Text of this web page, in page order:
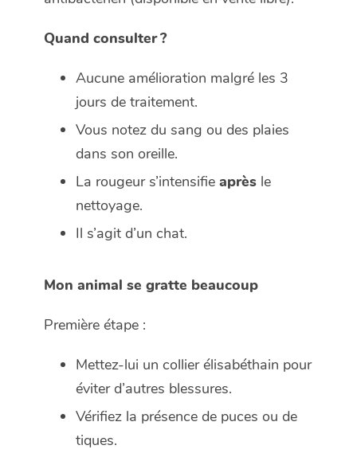
Quand consulter ?
Aucune amélioration malgré les 3
jours de traitement.
Vous notez du sang ou des plaies
dans son oreille.
La rougeur s’intensifie après le
nettoyage.
Il s’agit d’un chat.
Mon animal se gratte beaucoup
Première étape :
Mettez-lui un collier élisabéthain pour
éviter d’autres blessures.
Vérifiez la présence de puces ou de
tiques.